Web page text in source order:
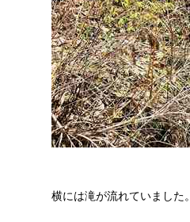
横には滝が流れていました。